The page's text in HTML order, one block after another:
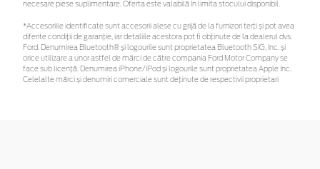
necesare piese suplimentare. Oferta este valabilă în limita stocului disponibil.
*Accesoriile identificate sunt accesorii alese cu grijă de la furnizori terți și pot avea
diferite condiții de garanție, iar detaliile acestora pot fi obținute de la dealerul dvs.
Ford. Denumirea Bluetooth® și logourile sunt proprietatea Bluetooth SIG, Inc. și
orice utilizare a unor astfel de mărci de către compania Ford Motor Company se
face sub licență. Denumirea iPhone/iPod și logourile sunt proprietatea Apple Inc.
Celelalte mărci și denumiri comerciale sunt deținute de respectivii proprietari